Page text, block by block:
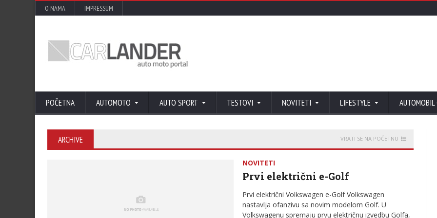
O NAMA IMPRESSUM
POČETNA AUTOMOTO AUTO SPORT TESTOVI NOVITETI LIFESTYLE AUTOMOBIL
ARCHIVE VRATI SE NA POČETNU
NOVITETI
Prvi električni e-Golf
Prvi električni Volkswagen e-Golf Volkswagen
nastavlja ofanzivu sa novim modelom Golf. U
Volkswagenu spremaju prvu električnu izvedbu Golfa,